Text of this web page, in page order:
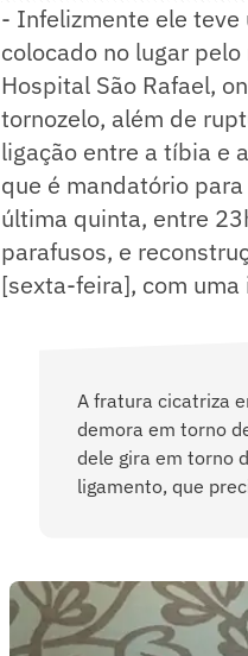
- Infelizmente ele
colocado no lugar
Hospital São Rafael,
tornozelo, além de
ligação entre a tíbia e
que é mandatório
última quinta, entre
parafusos, e
[sexta-feira], com
A fratura cicatriza
demora em torno
dele gira em torno
ligamento, que